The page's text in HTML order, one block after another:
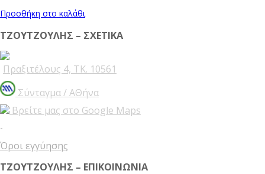
Προσθήκη στο καλάθι
ΤΖΟΥΤΖΟΥΛΗΣ – ΣΧΕΤΙΚΑ
Πραξιτέλους 4, ΤΚ. 10561
Σύνταγμα / ΑΘήνα
Βρείτε μας στο Google Maps
-
Όροι εγγύησης
ΤΖΟΥΤΖΟΥΛΗΣ – ΕΠΙΚΟΙΝΩΝΙΑ